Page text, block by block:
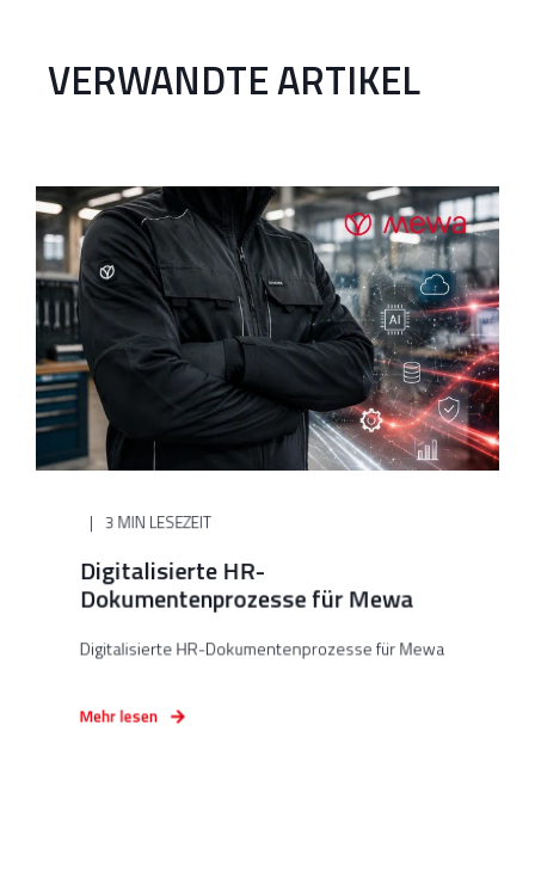
VERWANDTE ARTIKEL
3 MIN LESEZEIT
Digitalisierte HR-
Dokumentenprozesse für Mewa
Digitalisierte HR-Dokumentenprozesse für Mewa
Mehr lesen